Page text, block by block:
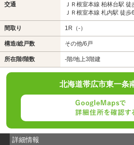
交通
ＪＲ根室本線 柏林台駅 徒
ＪＲ根室本線 札内駅 徒歩
間取り 1R（-）
構造/総戸数 その他/6戸
所在階/階数 -階/地上3階建
北海道帯広市東一条
詳細情報